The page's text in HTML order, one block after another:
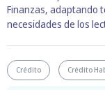
Finanzas, adaptando
necesidades de los
Crédito Crédito